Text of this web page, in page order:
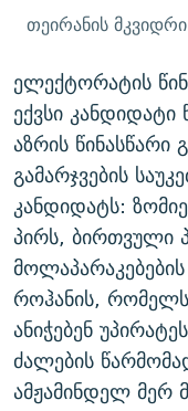
თეირანის მკვიდრი
ელექტორატის
ექვსი
აზრის წინასწარი
გამარჯვების
კანდიდატს:
პირს, ბირთვული
როჰანის,
ანიჭებენ
ძალების
ამჟამინდელ მერ